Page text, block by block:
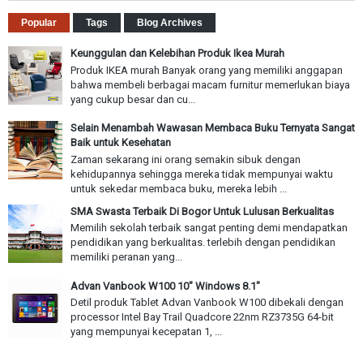
Popular Tags Blog Archives
Keunggulan dan Kelebihan Produk Ikea Murah
Produk IKEA murah Banyak orang yang memiliki anggapan
bahwa membeli berbagai macam furnitur memerlukan biaya
yang cukup besar dan cu...
Selain Menambah Wawasan Membaca Buku Ternyata Sangat
Baik untuk Kesehatan
Zaman sekarang ini orang semakin sibuk dengan
kehidupannya sehingga mereka tidak mempunyai waktu
untuk sekedar membaca buku, mereka lebih ...
SMA Swasta Terbaik Di Bogor Untuk Lulusan Berkualitas
Memilih sekolah terbaik sangat penting demi mendapatkan
pendidikan yang berkualitas. terlebih dengan pendidikan
memiliki peranan yang...
Advan Vanbook W100 10" Windows 8.1"
Detil produk Tablet Advan Vanbook W100 dibekali dengan
processor Intel Bay Trail Quadcore 22nm RZ3735G 64-bit
yang mempunyai kecepatan 1, ...